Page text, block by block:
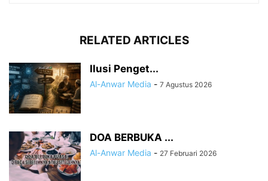
RELATED ARTICLES
Ilusi Penget...
Al-Anwar Media - 7 Agustus 2026
DOA BERBUKA ...
Al-Anwar Media - 27 Februari 2026